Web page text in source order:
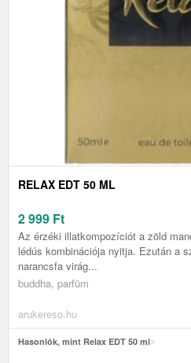
RELAX EDT 50 ML
2 999 Ft
Az érzéki illatkompozíciót a zöld
lédús kombinációja nyitja. Ezután a
narancsfa virág...
buddha, parfüm
arukereso.hu
Hasonlók, mint Relax EDT 50 ml